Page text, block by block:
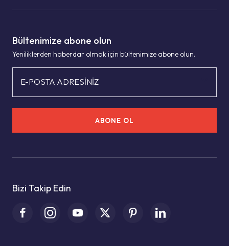
Bültenimize abone olun
Yeniliklerden haberdar olmak için bültenimize abone olun.
E-POSTA ADRESİNİZ
ABONE OL
Bizi Takip Edin